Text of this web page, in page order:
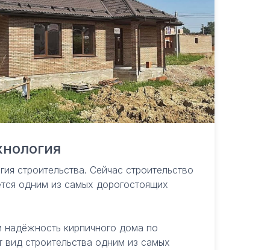
строительства. Сейчас строительство
одним из самых дорогостоящих
кирпичного дома по
строительства одним из самых
Сочи, ул. Горького, 26, офис 21
Ежедневно с 9.00 до 18.00